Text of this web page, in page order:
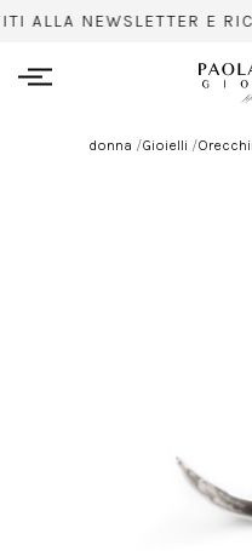
ALLA NEWSLETTER E
donna /Gioielli /